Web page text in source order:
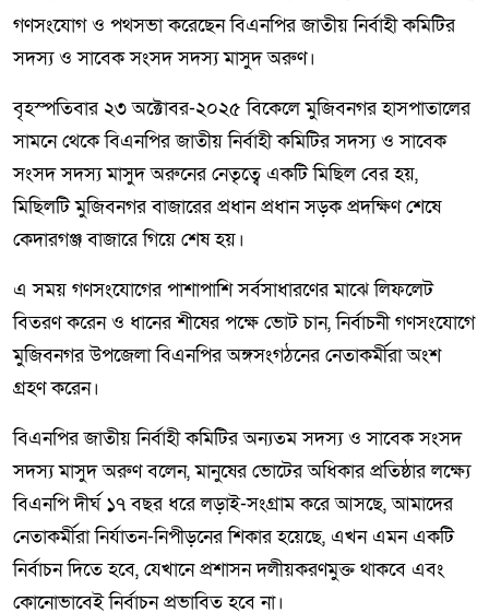
গণসংযোগ ও পথসভা করেছেন বিএনপির জাতীয় নির্বাহী কমিটির
সদস্য ও সাবেক সংসদ সদস্য মাসুদ অরুণ।
বৃহস্পতিবার ২৩ অক্টোবর-২০২৫ বিকেলে মুজিবনগর হাসপাতালের
সামনে থেকে বিএনপির জাতীয় নির্বাহী কমিটির সদস্য ও সাবেক
সংসদ সদস্য মাসুদ অরুনের নেতৃত্বে একটি মিছিল বের হয়,
মিছিলটি মুজিবনগর বাজারের প্রধান প্রধান সড়ক প্রদক্ষিণ শেষে
কেদারগঞ্জ বাজারে গিয়ে শেষ হয়।
এ সময় গণসংযোগের পাশাপাশি সর্বসাধারণের মাঝে লিফলেট
বিতরণ করেন ও ধানের শীষের পক্ষে ভোট চান, নির্বাচনী গণসংযোগে
মুজিবনগর উপজেলা বিএনপির অঙ্গসংগঠনের নেতাকর্মীরা অংশ
গ্রহণ করেন।
বিএনপির জাতীয় নির্বাহী কমিটির অন্যতম সদস্য ও সাবেক সংসদ
সদস্য মাসুদ অরুণ বলেন, মানুষের ভোটের অধিকার প্রতিষ্ঠার লক্ষ্যে
বিএনপি দীর্ঘ ১৭ বছর ধরে লড়াই-সংগ্রাম করে আসছে, আমাদের
নেতাকর্মীরা নির্যাতন-নিপীড়নের শিকার হয়েছে, এখন এমন একটি
নির্বাচন দিতে হবে, যেখানে প্রশাসন দলীয়করণমুক্ত থাকবে এবং
কোনোভাবেই নির্বাচন প্রভাবিত হবে না।